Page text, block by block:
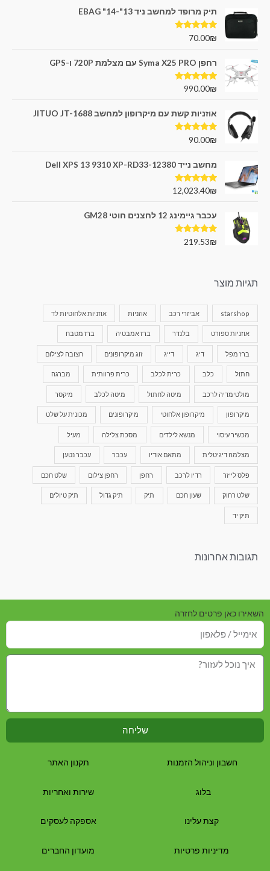
תיק מרופד למחשב ניד 13"-14" EBAG
דורג5.00
70.00₪
רחפן Syma X25 PRO עם מצלמת 720P ו-GPS
דורג5.00
990.00₪
אוזניות קשת עם מיקרופון למחשב JITUO JT-1688
דורג5.00
90.00₪
מחשב נייד Dell XPS 13 9310 XP-RD33-12380
דורג5.00
12,023.40₪
עכבר גיימינג 12 לחצנים חוטי GM28
דורג 5.00
219.53₪
תגיות מוצר
starshop אביזרי רכב אוזניות אוזניות אלחוטיות לד
אוזניות ספורט בלנדר ברז אמבטיה ברז מטבח
ברז מפל דיג דייג זוג מיקרופונים חצובה לצילום
חתול כלב כרית לכלב כרית פרוותית מברגה
מולטימדיה לרכב מיטה לחתול מיטה לכלב מיקסר
מיקרופון מיקרופון אלחוטי מיקרופונים מכונית על שלט
מכשיר עיסוי מנשא לילדים מסכת צלילה מעיל
מצלמה דיגיטלית מתאם אודיו עכבר עכבר נטען
פלס לייזר רדיו לרכב רחפן רחפן צילום שלט חכם
שלט רחוק שעון חכם תיק תיק גדול תיק טיולים
תיק יד
תגובות אחרונות
השאירו כאן פרטים לחזרה
שליחה
חשבון וניהול הזמנות
בלוג
קצת עלינו
מדיניות פרטיות
תקנון האתר
שירות ואחריות
אספקה לעסקים
מועדון החברים